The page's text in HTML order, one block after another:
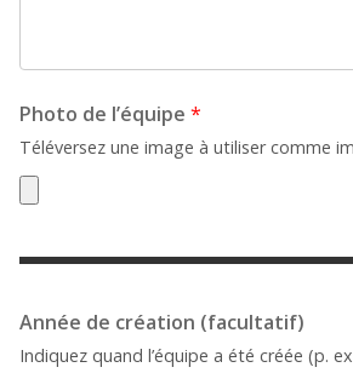
Photo de l’équipe *
Téléversez une image à utiliser comme
Année de création (facultatif)
Indiquez quand l’équipe a été créée (p.